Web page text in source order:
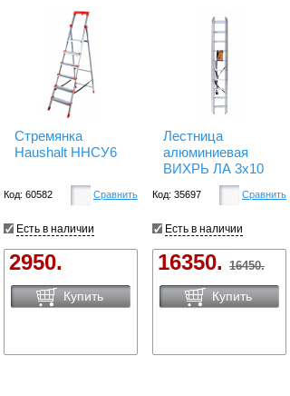
Стремянка
Haushalt ННСУ6
Код: 60582 Сравнить
Есть в наличии
2950.
Купить
Лестница
алюминиевая
ВИХРЬ ЛА 3х10
Код: 35697 Сравнить
Есть в наличии
16350. 16450.
Купить